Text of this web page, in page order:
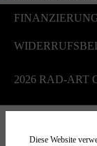
2026 RAD-ART
Diese Website